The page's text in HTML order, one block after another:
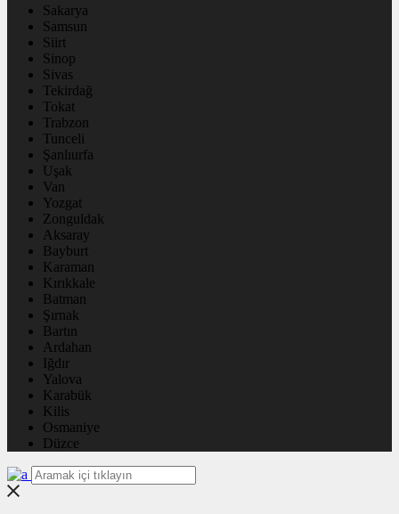
Sakarya
Samsun
Siirt
Sinop
Sivas
Tekirdağ
Tokat
Trabzon
Tunceli
Şanlıurfa
Uşak
Van
Yozgat
Zonguldak
Aksaray
Bayburt
Karaman
Kırıkkale
Batman
Şırnak
Bartın
Ardahan
Iğdır
Yalova
Karabük
Kilis
Osmaniye
Düzce